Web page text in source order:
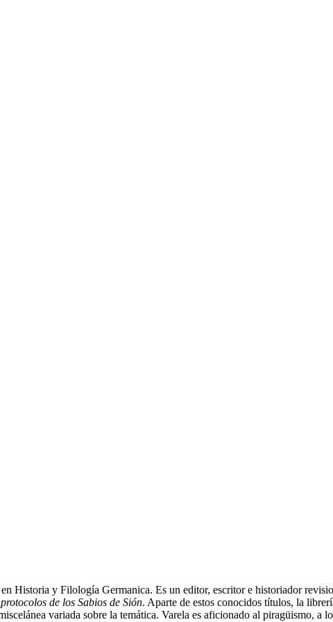
Historia y Filología Germanica. Es un editor, escritor e historiador
de los Sabios de Sión. Aparte de estos conocidos títulos, la
variada sobre la temática. Varela es aficionado al piragüismo, a